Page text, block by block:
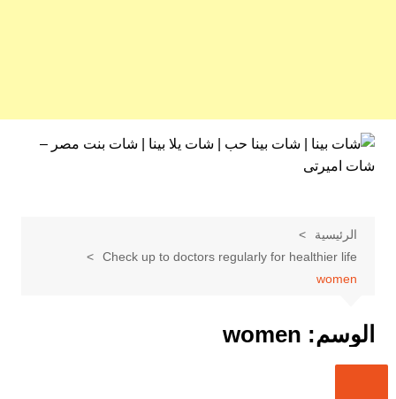
التجاوز
المحتوى
الرئيسية
Check up to doctors regularly for healthier life
women
الوسم: women